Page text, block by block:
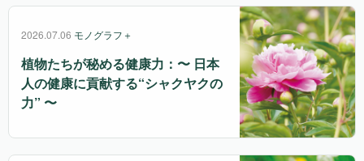
2026.07.06 モノグラフ＋
植物たちが秘める健康力：〜 日本
人の健康に貢献する“シャクヤクの
力” 〜